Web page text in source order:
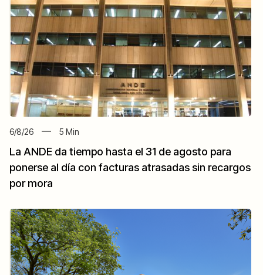
6/8/26 5 Min
La ANDE da tiempo hasta el 31 de agosto para
ponerse al día con facturas atrasadas sin recargos
por mora